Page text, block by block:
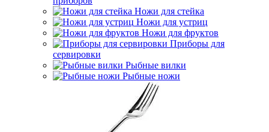
Ножи для стейка
Ножи для устриц
Ножи для фруктов
Приборы для
сервировки
Рыбные вилки
Рыбные ножи